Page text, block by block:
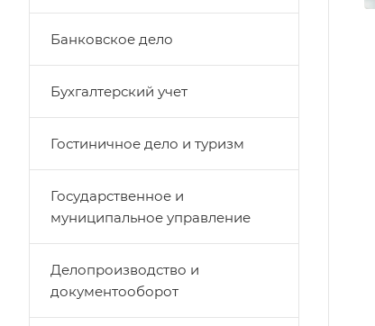
Банковское дело
Бухгалтерский учет
Гостиничное дело и туризм
Государственное и
муниципальное управление
Делопроизводство и
документооборот